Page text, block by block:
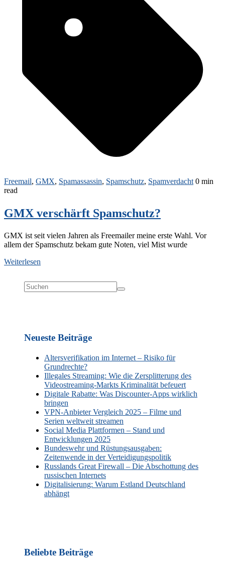
Freemail, GMX, Spamassassin, Spamschutz, Spamverdacht 0 min
read
GMX verschärft Spamschutz?
GMX ist seit vielen Jahren als Freemailer meine erste Wahl. Vor
allem der Spamschutz bekam gute Noten, viel Mist wurde
Weiterlesen
Neueste Beiträge
Altersverifikation im Internet – Risiko für
Grundrechte?
Illegales Streaming: Wie die Zersplitterung des
Videostreaming-Markts Kriminalität befeuert
Digitale Rabatte: Was Discounter-Apps wirklich
bringen
VPN-Anbieter Vergleich 2025 – Filme und
Serien weltweit streamen
Social Media Plattformen – Stand und
Entwicklungen 2025
Bundeswehr und Rüstungsausgaben:
Zeitenwende in der Verteidigungspolitik
Russlands Great Firewall – Die Abschottung des
russischen Internets
Digitalisierung: Warum Estland Deutschland
abhängt
Beliebte Beiträge